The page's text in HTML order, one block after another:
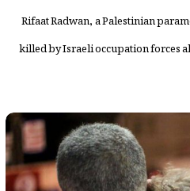
Rifaat Radwan, a Palestinian
killed by Israeli occupation forces